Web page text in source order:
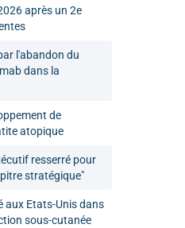
après un 2e
l'abandon du
dans la
de
atopique
resserré pour
stratégique"
aux Etats-Unis dans
sous-cutanée